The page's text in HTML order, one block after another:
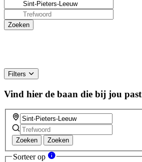
Filters
Vind hier de baan die bij jou past
Zoeken Zoeken
Sorteer op